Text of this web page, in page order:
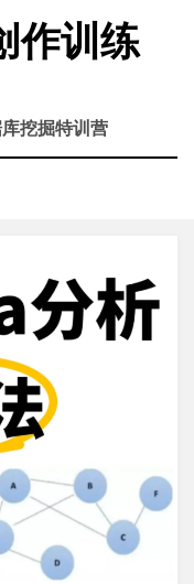
作训练
挖掘特训营